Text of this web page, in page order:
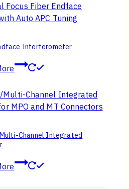
Interferometer
Channel Integrated